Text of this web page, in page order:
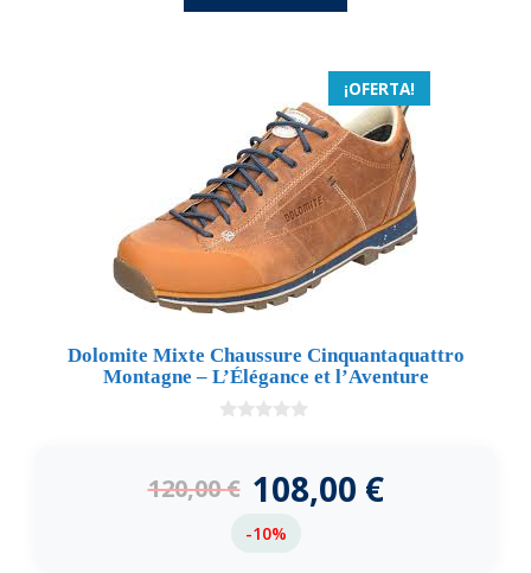
¡OFERTA!
Dolomite Mixte Chaussure Cinquantaquattro
Montagne – L’Élégance et l’Aventure
5
120,00€ 108,00 €
-10%